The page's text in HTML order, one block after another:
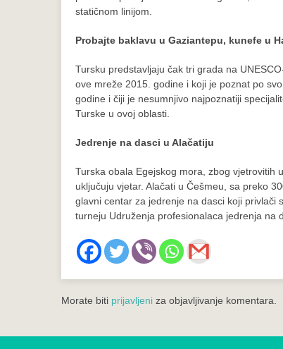
statičnom linijom.
Probajte baklavu u Gaziantepu, kunefe u
Tursku predstavljaju čak tri grada na
ove mreže 2015. godine i koji je poznat po
godine i čiji je nesumnjivo najpoznatiji
Turske u ovoj oblasti.
Jedrenje na dasci u Alačatiju
Turska obala Egejskog mora, zbog vjetrovitih
uključuju vjetar. Alačati u Češmeu, sa preko
glavni centar za jedrenje na dasci koji privlači
turneju Udruženja profesionalaca jedrenja na
Morate biti prijavljeni za objavljivanje komentara.